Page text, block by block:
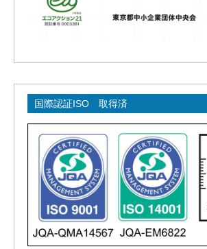
国際認証ISO 取得済